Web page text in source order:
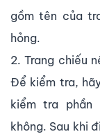
gồm tên của
hỏng.
2. Trang chiếu
Để kiểm tra,
kiểm tra phần
không. Sau khi